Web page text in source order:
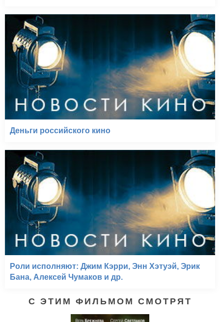
Деньги российского кино
Роли исполняют: Джим Кэрри, Энн Хэтуэй, Эрик
Бана, Алексей Чумаков и др.
С ЭТИМ ФИЛЬМОМ СМОТРЯТ